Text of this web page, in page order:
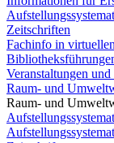
Zeitschriften
Fachinfo in
Veranstaltungen
Raum- und
Raum- und